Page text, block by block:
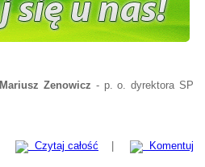
Mariusz Zenowicz - p. o. dyrektora SP
Czytaj całość Komentuj